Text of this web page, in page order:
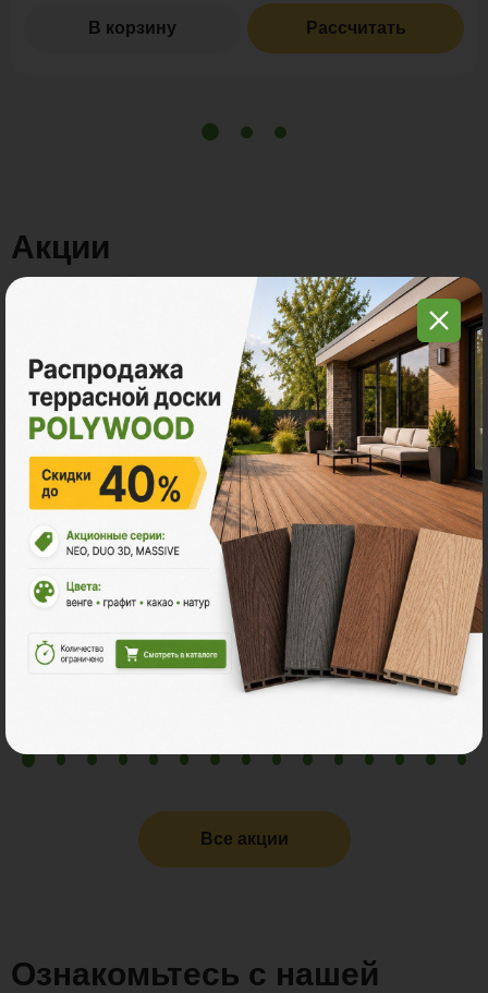
В корзину Рассчитать
Акции
Акция
11.11 - Графитовый понедельник в
Поливуд
-30% на все складские остатки террасной доски
Все акции
Ознакомьтесь с нашей